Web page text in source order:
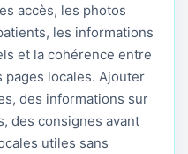
accès, les photos
les informations
et la cohérence entre
pages locales. Ajouter
des informations sur
des consignes avant
utiles sans